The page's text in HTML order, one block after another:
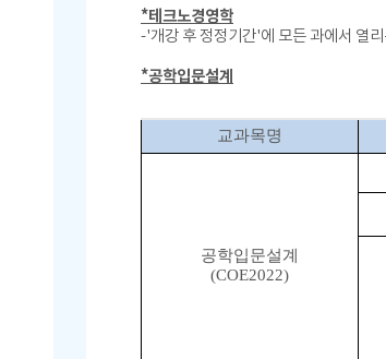
*테크노경영학
-'개강 후 정정기간'에 모든 과에서 열
*공학입문설계
교과목명
공학입문설계
(COE2022)